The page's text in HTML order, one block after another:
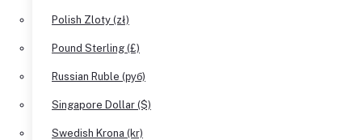
Polish Zloty (zł)
Pound Sterling (£)
Russian Ruble (руб)
Singapore Dollar ($)
Swedish Krona (kr)